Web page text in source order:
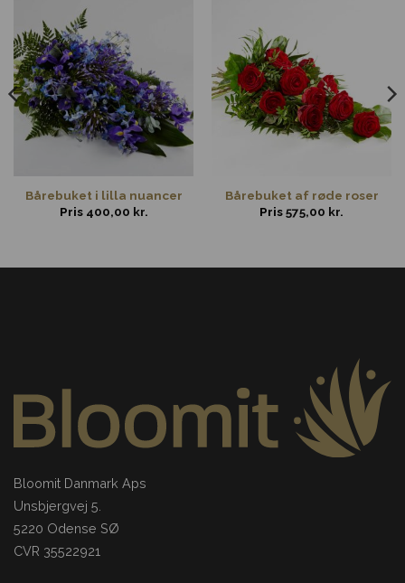
Bårebuket i lilla nuancer
Pris 400,00 kr.
Bårebuket af røde roser
Pris575,00 kr.
Bloomit Danmark Aps
Unsbjergvej 5.
5220 Odense SØ
CVR 35522921